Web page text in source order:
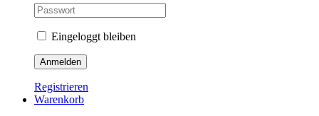
Eingeloggt bleiben
Registrieren
Warenkorb